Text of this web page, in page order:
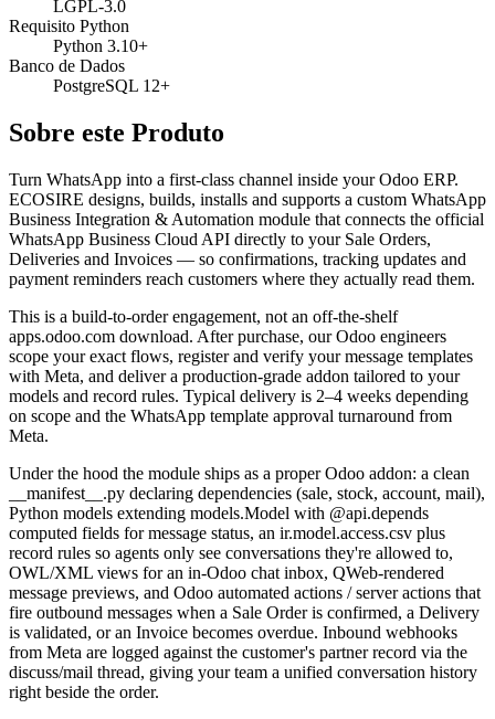
LGPL-3.0
Requisito Python
Python 3.10+
Banco de Dados
PostgreSQL 12+
Sobre este Produto
Turn WhatsApp into a first-class channel inside your Odoo ERP.
ECOSIRE designs, builds, installs and supports a custom WhatsApp
Business Integration & Automation module that connects the official
WhatsApp Business Cloud API directly to your Sale Orders,
Deliveries and Invoices — so confirmations, tracking updates and
payment reminders reach customers where they actually read them.
This is a build-to-order engagement, not an off-the-shelf
apps.odoo.com download. After purchase, our Odoo engineers
scope your exact flows, register and verify your message templates
with Meta, and deliver a production-grade addon tailored to your
models and record rules. Typical delivery is 2–4 weeks depending
on scope and the WhatsApp template approval turnaround from
Meta.
Under the hood the module ships as a proper Odoo addon: a clean
__manifest__.py declaring dependencies (sale, stock, account, mail),
Python models extending models.Model with @api.depends
computed fields for message status, an ir.model.access.csv plus
record rules so agents only see conversations they're allowed to,
OWL/XML views for an in-Odoo chat inbox, QWeb-rendered
message previews, and Odoo automated actions / server actions that
fire outbound messages when a Sale Order is confirmed, a Delivery
is validated, or an Invoice becomes overdue. Inbound webhooks
from Meta are logged against the customer's partner record via the
discuss/mail thread, giving your team a unified conversation history
right beside the order.